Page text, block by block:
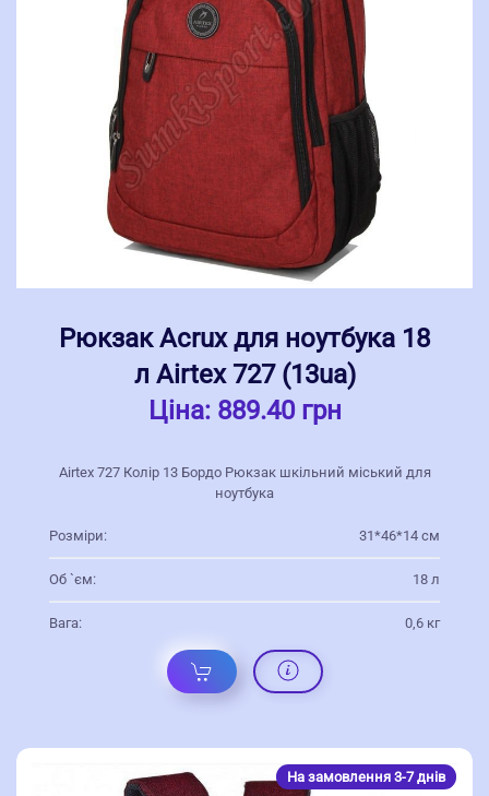
Рюкзак Acrux для ноутбука 18
л Airtex 727 (13ua)
Ціна: 889.40 грн
Airtex 727 Колір 13 Бордо Рюкзак шкільний міський для
ноутбука
Розміри: 31*46*14 см
Об `єм: 18 л
Вага: 0,6 кг
На замовлення 3-7 днів